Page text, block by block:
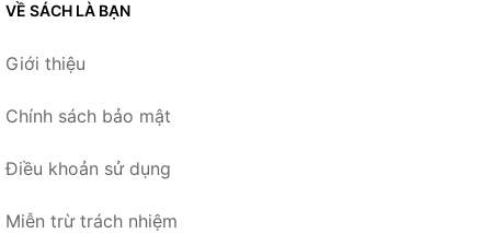
VỀ SÁCH LÀ BẠN
Giới thiệu
Chính sách bảo mật
Điều khoản sử dụng
Miễn trừ trách nhiệm